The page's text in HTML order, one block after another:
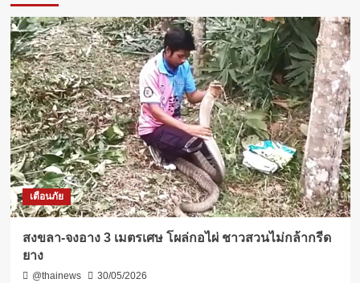
เตือนภัย
สงขลา-จงอาง 3 เมตรเศษ โผล่กอไผ่ ชาวสวนไม่กล้ากรีด
ยาง
@thainews 30/05/2026